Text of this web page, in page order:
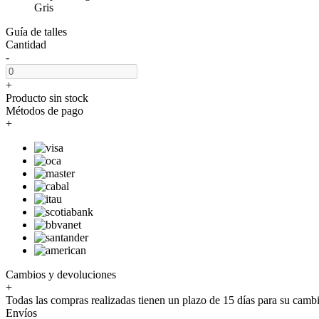
Gris
Guía de talles
Cantidad
-
+
Producto sin stock
Métodos de pago
+
Cambios y devoluciones
+
Todas las compras realizadas tienen un plazo de 15 días para su
Envíos